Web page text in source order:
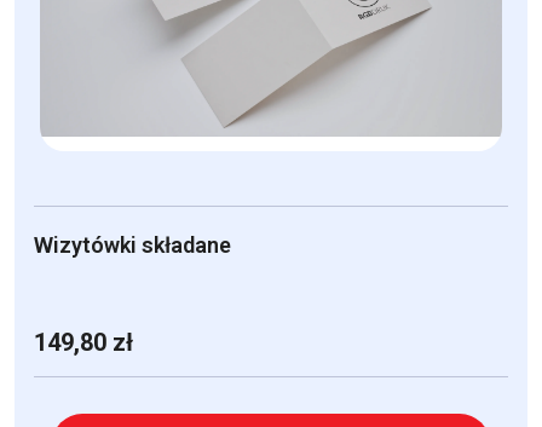
Wizytówki składane
149,80 zł